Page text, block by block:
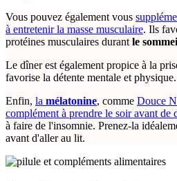
Vous pouvez également vous
à entretenir la masse musculaire. Ils
protéines musculaires durant le
Le dîner est également propice à la
favorise la détente mentale et physique.
Enfin, la mélatonine, comme Douce
complément à prendre le soir avant de
à faire de l'insomnie. Prenez-la
avant d'aller au lit.